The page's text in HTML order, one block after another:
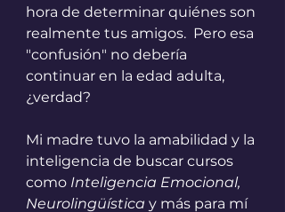
hora de determinar quiénes son
realmente tus amigos.  Pero esa
"confusión" no debería
continuar en la edad adulta,
¿verdad?
Mi madre tuvo la amabilidad y la
inteligencia de buscar cursos
como Inteligencia Emocional,
Neurolingüística y más para mí